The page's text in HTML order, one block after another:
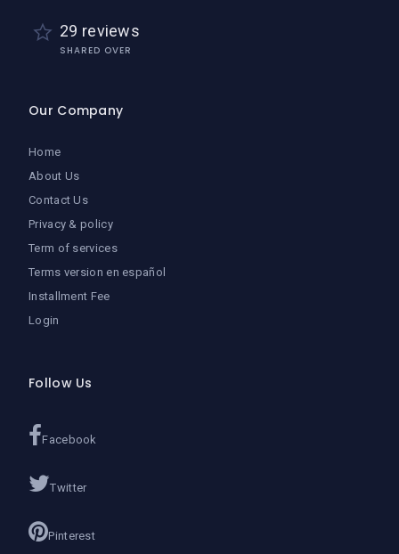
29 reviews
SHARED OVER
Our Company
Home
About Us
Contact Us
Privacy & policy
Term of services
Terms version en español
Installment Fee
Login
Follow Us
Facebook
Twitter
Pinterest